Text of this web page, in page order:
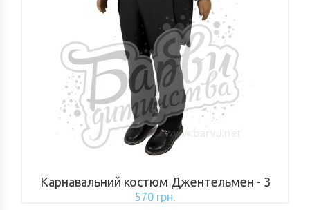
Карнавальний костюм Джентельмен - 3
570 грн.